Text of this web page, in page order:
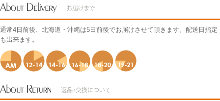
通常4日前後、北海道・沖縄は5日前後でお届けさせて頂きます。配送日指定
も出来ます。